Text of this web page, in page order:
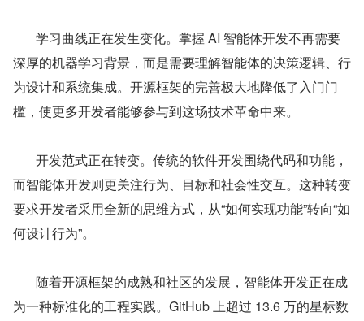
深厚的机器学习背景，而是需要理解智能体的决策逻辑、行
为设计和系统集成。开源框架的完善极大地降低了入门门
槛，使更多开发者能够参与到这场技术革命中来。
而智能体开发则更关注行为、目标和社会性交互。这种转变
要求开发者采用全新的思维方式，从“如何实现功能”转向“如
何设计行为”。
为一种标准化的工程实践。GitHub 上超过 13.6 万的星标数